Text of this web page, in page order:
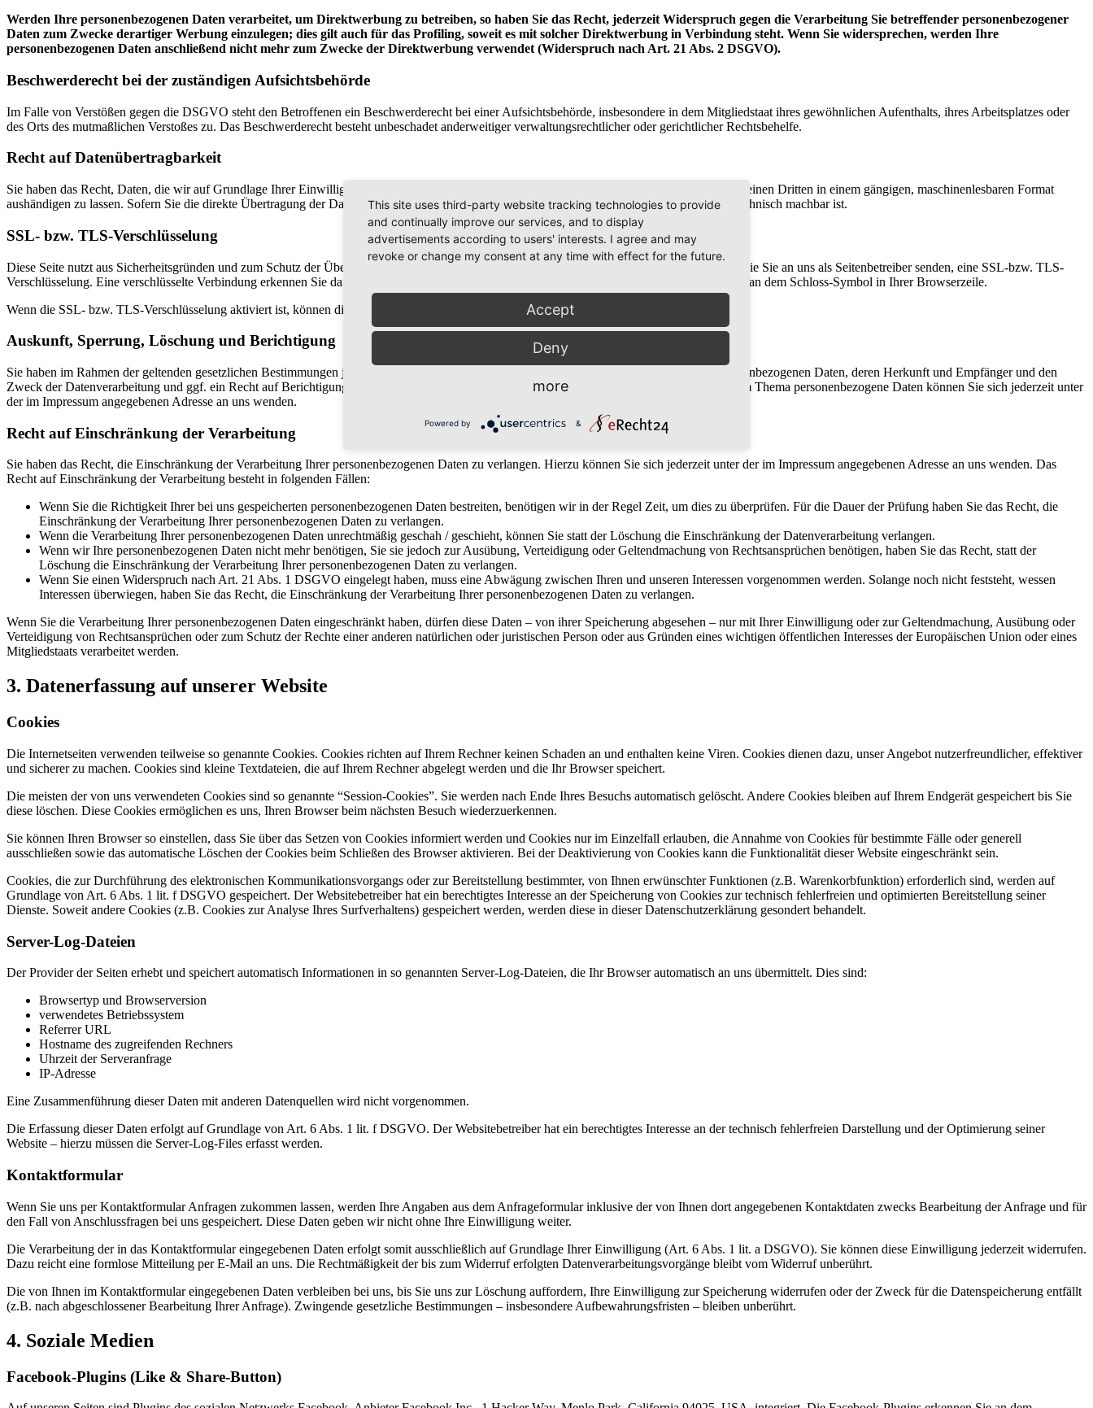
Werden Ihre personenbezogenen Daten verarbeitet, um Direktwerbung zu betreiben, so haben Sie das Recht, jederzeit Widerspruch gegen die Verarbeitung Sie betreffender personenbezogener
Daten zum Zwecke derartiger Werbung einzulegen; dies gilt auch für das Profiling, soweit es mit solcher Direktwerbung in Verbindung steht. Wenn Sie widersprechen, werden Ihre
personenbezogenen Daten anschließend nicht mehr zum Zwecke der Direktwerbung verwendet (Widerspruch nach Art. 21 Abs. 2 DSGVO).
Beschwerderecht bei der zuständigen Aufsichtsbehörde
Im Falle von Verstößen gegen die DSGVO steht den Betroffenen ein Beschwerderecht bei einer Aufsichtsbehörde, insbesondere in dem Mitgliedstaat ihres gewöhnlichen Aufenthalts, ihres Arbeitsplatzes oder
des Orts des mutmaßlichen Verstoßes zu. Das Beschwerderecht besteht unbeschadet anderweitiger verwaltungsrechtlicher oder gerichtlicher Rechtsbehelfe.
Recht auf Datenübertragbarkeit
Sie haben das Recht, Daten, die wir auf Grundlage Ihrer Einwilligung oder in Erfüllung eines Vertrags automatisiert verarbeiten, an sich oder an einen Dritten in einem gängigen, maschinenlesbaren Format
aushändigen zu lassen. Sofern Sie die direkte Übertragung der Daten an einen anderen Verantwortlichen verlangen, erfolgt dies nur, soweit es technisch machbar ist.
SSL- bzw. TLS-Verschlüsselung
Diese Seite nutzt aus Sicherheitsgründen und zum Schutz der Übertragung vertraulicher Inhalte, wie zum Beispiel Bestellungen oder Anfragen, die Sie an uns als Seitenbetreiber senden, eine SSL-bzw. TLS-
Verschlüsselung. Eine verschlüsselte Verbindung erkennen Sie daran, dass die Adresszeile des Browsers von “http://” auf “https://” wechselt und an dem Schloss-Symbol in Ihrer Browserzeile.
Wenn die SSL- bzw. TLS-Verschlüsselung aktiviert ist, können die Daten, die Sie an uns übermitteln, nicht von Dritten mitgelesen werden.
Auskunft, Sperrung, Löschung und Berichtigung
Sie haben im Rahmen der geltenden gesetzlichen Bestimmungen jederzeit das Recht auf unentgeltliche Auskunft über Ihre gespeicherten personenbezogenen Daten, deren Herkunft und Empfänger und den
Zweck der Datenverarbeitung und ggf. ein Recht auf Berichtigung, Sperrung oder Löschung dieser Daten. Hierzu sowie zu weiteren Fragen zum Thema personenbezogene Daten können Sie sich jederzeit unter
der im Impressum angegebenen Adresse an uns wenden.
Recht auf Einschränkung der Verarbeitung
Sie haben das Recht, die Einschränkung der Verarbeitung Ihrer personenbezogenen Daten zu verlangen. Hierzu können Sie sich jederzeit unter der im Impressum angegebenen Adresse an uns wenden. Das
Recht auf Einschränkung der Verarbeitung besteht in folgenden Fällen:
Wenn Sie die Richtigkeit Ihrer bei uns gespeicherten personenbezogenen Daten bestreiten, benötigen wir in der Regel Zeit, um dies zu überprüfen. Für die Dauer der Prüfung haben Sie das Recht, die
Einschränkung der Verarbeitung Ihrer personenbezogenen Daten zu verlangen.
Wenn die Verarbeitung Ihrer personenbezogenen Daten unrechtmäßig geschah / geschieht, können Sie statt der Löschung die Einschränkung der Datenverarbeitung verlangen.
Wenn wir Ihre personenbezogenen Daten nicht mehr benötigen, Sie sie jedoch zur Ausübung, Verteidigung oder Geltendmachung von Rechtsansprüchen benötigen, haben Sie das Recht, statt der
Löschung die Einschränkung der Verarbeitung Ihrer personenbezogenen Daten zu verlangen.
Wenn Sie einen Widerspruch nach Art. 21 Abs. 1 DSGVO eingelegt haben, muss eine Abwägung zwischen Ihren und unseren Interessen vorgenommen werden. Solange noch nicht feststeht, wessen
Interessen überwiegen, haben Sie das Recht, die Einschränkung der Verarbeitung Ihrer personenbezogenen Daten zu verlangen.
Wenn Sie die Verarbeitung Ihrer personenbezogenen Daten eingeschränkt haben, dürfen diese Daten – von ihrer Speicherung abgesehen – nur mit Ihrer Einwilligung oder zur Geltendmachung, Ausübung oder
Verteidigung von Rechtsansprüchen oder zum Schutz der Rechte einer anderen natürlichen oder juristischen Person oder aus Gründen eines wichtigen öffentlichen Interesses der Europäischen Union oder eines
Mitgliedstaats verarbeitet werden.
3. Datenerfassung auf unserer Website
Cookies
Die Internetseiten verwenden teilweise so genannte Cookies. Cookies richten auf Ihrem Rechner keinen Schaden an und enthalten keine Viren. Cookies dienen dazu, unser Angebot nutzerfreundlicher, effektiver
und sicherer zu machen. Cookies sind kleine Textdateien, die auf Ihrem Rechner abgelegt werden und die Ihr Browser speichert.
Die meisten der von uns verwendeten Cookies sind so genannte “Session-Cookies”. Sie werden nach Ende Ihres Besuchs automatisch gelöscht. Andere Cookies bleiben auf Ihrem Endgerät gespeichert bis Sie
diese löschen. Diese Cookies ermöglichen es uns, Ihren Browser beim nächsten Besuch wiederzuerkennen.
Sie können Ihren Browser so einstellen, dass Sie über das Setzen von Cookies informiert werden und Cookies nur im Einzelfall erlauben, die Annahme von Cookies für bestimmte Fälle oder generell
ausschließen sowie das automatische Löschen der Cookies beim Schließen des Browser aktivieren. Bei der Deaktivierung von Cookies kann die Funktionalität dieser Website eingeschränkt sein.
Cookies, die zur Durchführung des elektronischen Kommunikationsvorgangs oder zur Bereitstellung bestimmter, von Ihnen erwünschter Funktionen (z.B. Warenkorbfunktion) erforderlich sind, werden auf
Grundlage von Art. 6 Abs. 1 lit. f DSGVO gespeichert. Der Websitebetreiber hat ein berechtigtes Interesse an der Speicherung von Cookies zur technisch fehlerfreien und optimierten Bereitstellung seiner
Dienste. Soweit andere Cookies (z.B. Cookies zur Analyse Ihres Surfverhaltens) gespeichert werden, werden diese in dieser Datenschutzerklärung gesondert behandelt.
Server-Log-Dateien
Der Provider der Seiten erhebt und speichert automatisch Informationen in so genannten Server-Log-Dateien, die Ihr Browser automatisch an uns übermittelt. Dies sind:
Browsertyp und Browserversion
verwendetes Betriebssystem
Referrer URL
Hostname des zugreifenden Rechners
Uhrzeit der Serveranfrage
IP-Adresse
Eine Zusammenführung dieser Daten mit anderen Datenquellen wird nicht vorgenommen.
Die Erfassung dieser Daten erfolgt auf Grundlage von Art. 6 Abs. 1 lit. f DSGVO. Der Websitebetreiber hat ein berechtigtes Interesse an der technisch fehlerfreien Darstellung und der Optimierung seiner
Website – hierzu müssen die Server-Log-Files erfasst werden.
Kontaktformular
Wenn Sie uns per Kontaktformular Anfragen zukommen lassen, werden Ihre Angaben aus dem Anfrageformular inklusive der von Ihnen dort angegebenen Kontaktdaten zwecks Bearbeitung der Anfrage und für
den Fall von Anschlussfragen bei uns gespeichert. Diese Daten geben wir nicht ohne Ihre Einwilligung weiter.
Die Verarbeitung der in das Kontaktformular eingegebenen Daten erfolgt somit ausschließlich auf Grundlage Ihrer Einwilligung (Art. 6 Abs. 1 lit. a DSGVO). Sie können diese Einwilligung jederzeit widerrufen.
Dazu reicht eine formlose Mitteilung per E-Mail an uns. Die Rechtmäßigkeit der bis zum Widerruf erfolgten Datenverarbeitungsvorgänge bleibt vom Widerruf unberührt.
Die von Ihnen im Kontaktformular eingegebenen Daten verbleiben bei uns, bis Sie uns zur Löschung auffordern, Ihre Einwilligung zur Speicherung widerrufen oder der Zweck für die Datenspeicherung entfällt
(z.B. nach abgeschlossener Bearbeitung Ihrer Anfrage). Zwingende gesetzliche Bestimmungen – insbesondere Aufbewahrungsfristen – bleiben unberührt.
4. Soziale Medien
Facebook-Plugins (Like & Share-Button)
This site uses third-party website tracking technologies to provide
and continually improve our services, and to display
advertisements according to users' interests. I agree and may
revoke or change my consent at any time with effect for the future.
Accept
Deny
more
Powered by &